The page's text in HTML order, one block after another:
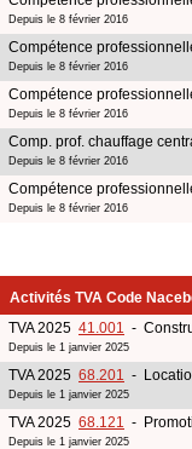
Depuis le 8 février 2016
Compétence
Depuis le 8 février 2016
Compétence
Depuis le 8 février 2016
Comp. prof. chauffage
Depuis le 8 février 2016
Compétence
Depuis le 8 février 2016
Activités TVA Code
TVA 2025 41.001 -
Depuis le 1 janvier 2025
TVA 2025 68.201 -
Depuis le 1 janvier 2025
TVA 2025 68.121 -
Depuis le 1 janvier 2025